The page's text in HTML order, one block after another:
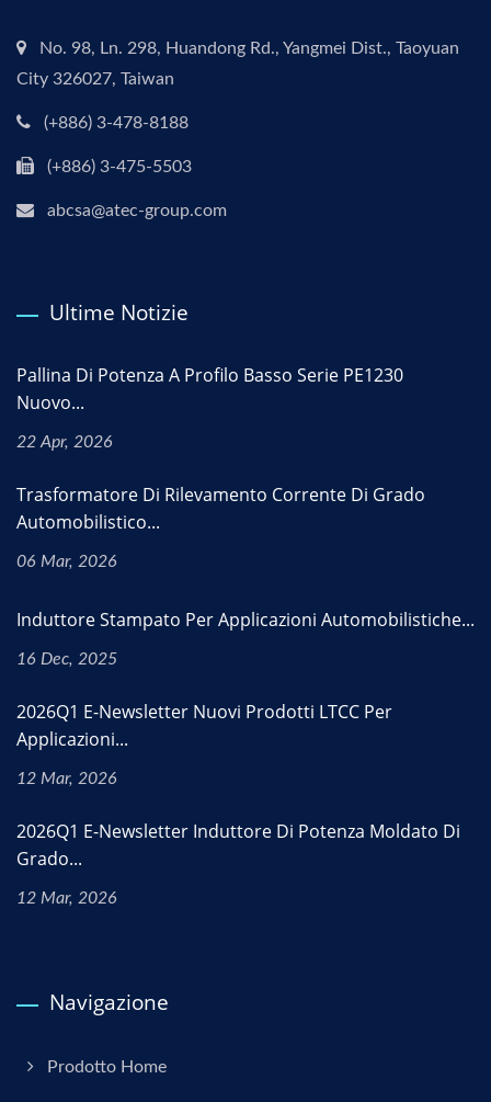
No. 98, Ln. 298, Huandong Rd., Yangmei Dist., Taoyuan
City 326027, Taiwan
(+886) 3-478-8188
(+886) 3-475-5503
abcsa@atec-group.com
Ultime Notizie
Pallina Di Potenza A Profilo Basso Serie PE1230
Nuovo...
22 Apr, 2026
Trasformatore Di Rilevamento Corrente Di Grado
Automobilistico...
06 Mar, 2026
Induttore Stampato Per Applicazioni Automobilistiche...
16 Dec, 2025
2026Q1 E-Newsletter Nuovi Prodotti LTCC Per
Applicazioni...
12 Mar, 2026
2026Q1 E-Newsletter Induttore Di Potenza Moldato Di
Grado...
12 Mar, 2026
Navigazione
Prodotto Home